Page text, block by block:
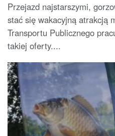
Przejazd najstarszymi,
stać się wakacyjną atrakcją
Transportu Publicznego
takiej oferty....